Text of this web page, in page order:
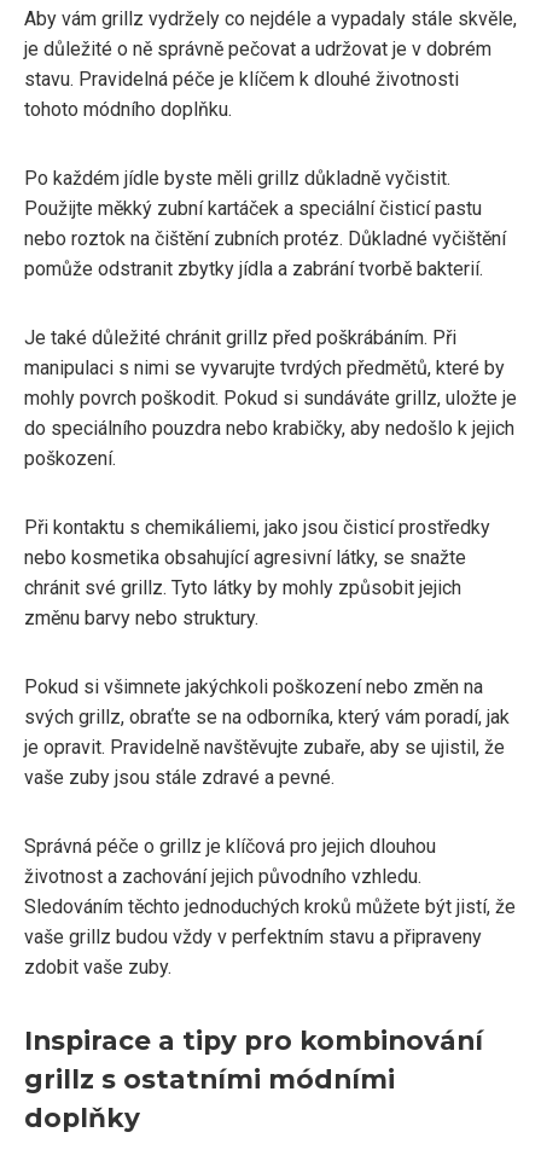
Aby vám grillz vydržely co nejdéle a vypadaly stále skvěle,
je důležité o ně správně pečovat a udržovat je v dobrém
stavu. Pravidelná péče je klíčem k dlouhé životnosti
tohoto módního doplňku.
Po každém jídle byste měli grillz důkladně vyčistit.
Použijte měkký zubní kartáček a speciální čisticí pastu
nebo roztok na čištění zubních protéz. Důkladné vyčištění
pomůže odstranit zbytky jídla a zabrání tvorbě bakterií.
Je také důležité chránit grillz před poškrábáním. Při
manipulaci s nimi se vyvarujte tvrdých předmětů, které by
mohly povrch poškodit. Pokud si sundáváte grillz, uložte je
do speciálního pouzdra nebo krabičky, aby nedošlo k jejich
poškození.
Při kontaktu s chemikáliemi, jako jsou čisticí prostředky
nebo kosmetika obsahující agresivní látky, se snažte
chránit své grillz. Tyto látky by mohly způsobit jejich
změnu barvy nebo struktury.
Pokud si všimnete jakýchkoli poškození nebo změn na
svých grillz, obraťte se na odborníka, který vám poradí, jak
je opravit. Pravidelně navštěvujte zubaře, aby se ujistil, že
vaše zuby jsou stále zdravé a pevné.
Správná péče o grillz je klíčová pro jejich dlouhou
životnost a zachování jejich původního vzhledu.
Sledováním těchto jednoduchých kroků můžete být jistí, že
vaše grillz budou vždy v perfektním stavu a připraveny
zdobit vaše zuby.
Inspirace a tipy pro kombinování
grillz s ostatními módními
doplňky